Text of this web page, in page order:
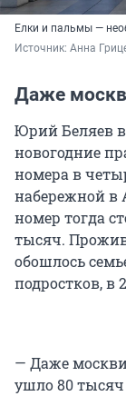
Елки и пальмы —
Источник: Анна
Даже
Юрий Беляев
новогодние
номера в
набережной в
номер тогда
тысяч.
обошлось
подростков, в
— Даже
ушло 80